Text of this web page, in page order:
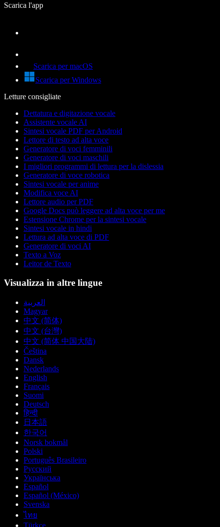
Scarica l'app
Scarica per macOS
Scarica per Windows
Letture consigliate
Dettatura e digitazione vocale
Assistente vocale AI
Sintesi vocale PDF per Android
Lettore di testo ad alta voce
Generatore di voci femminili
Generatore di voci maschili
I migliori programmi di lettura per la dislessia
Generatore di voce robotica
Sintesi vocale per anime
Modifica voce AI
Lettore audio per PDF
Google Docs può leggere ad alta voce per me
Estensione Chrome per la sintesi vocale
Sintesi vocale in hindi
Lettura ad alta voce di PDF
Generatore di voci AI
Texto a Voz
Leitor de Texto
Visualizza in altre lingue
العربية
Magyar
中文 (简体)
中文 (台灣)
中文 (简体 中国大陆)
Čeština
Dansk
Nederlands
English
Français
Suomi
Deutsch
हिन्दी
日本語
한국어
Norsk bokmål
Polski
Português Brasileiro
Русский
Українська
Español
Español (México)
Svenska
ไทย
Türkçe